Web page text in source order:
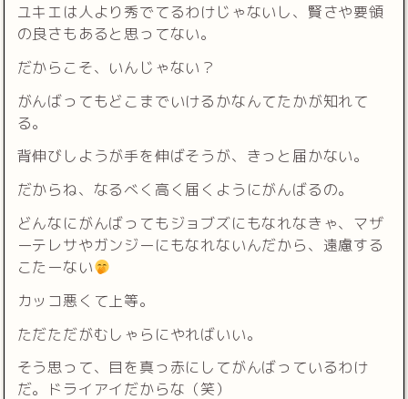
ユキエは人より秀でてるわけじゃないし、賢さや要領
の良さもあると思ってない。
だからこそ、いんじゃない？
がんばってもどこまでいけるかなんてたかが知れて
る。
背伸びしようが手を伸ばそうが、きっと届かない。
だからね、なるべく高く届くようにがんばるの。
どんなにがんばってもジョブズにもなれなきゃ、マザ
ーテレサやガンジーにもなれないんだから、遠慮する
こたーない
カッコ悪くて上等。
ただただがむしゃらにやればいい。
そう思って、目を真っ赤にしてがんばっているわけ
だ。ドライアイだからな（笑）